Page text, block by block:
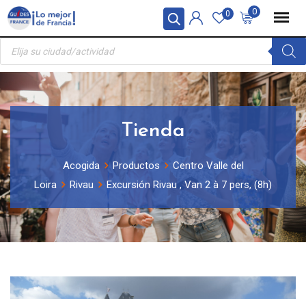
Panel de gestión de cookies
Skip
content
0
0
Búsqueda
productos
Tienda
Acogida Productos
Centro Valle del
Loira
Rivau Excursión Rivau , Van 2 à 7 pers, (8h)